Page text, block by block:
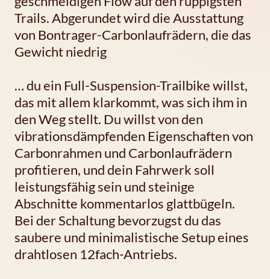
Trails. Abgerundet wird die Ausstattung
von Bontrager-Carbonlaufrädern, die das
Gewicht niedrig
… du ein Full-Suspension-Trailbike willst,
das mit allem klarkommt, was sich ihm in
den Weg stellt. Du willst von den
vibrationsdämpfenden Eigenschaften von
Carbonrahmen und Carbonlaufrädern
profitieren, und dein Fahrwerk soll
leistungsfähig sein und steinige
Abschnitte kommentarlos glattbügeln.
Bei der Schaltung bevorzugst du das
saubere und minimalistische Setup eines
drahtlosen 12fach-Antriebs.